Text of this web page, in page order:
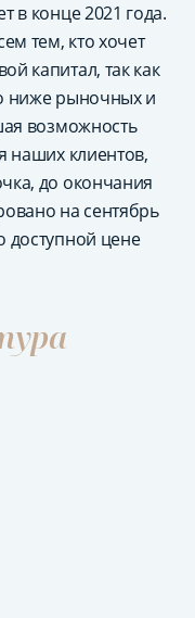
в конце 2021 года.
тем, кто хочет
капитал, так как
ниже рыночных и
возможность
наших клиентов,
до окончания
на сентябрь
доступной цене